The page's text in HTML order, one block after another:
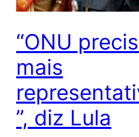
“ONU
mais
”, diz Lula